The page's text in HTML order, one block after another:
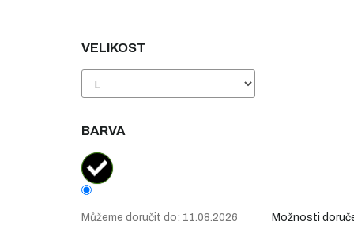
VELIKOST
BARVA
Můžeme doručit do: 11.08.2026 Možnosti